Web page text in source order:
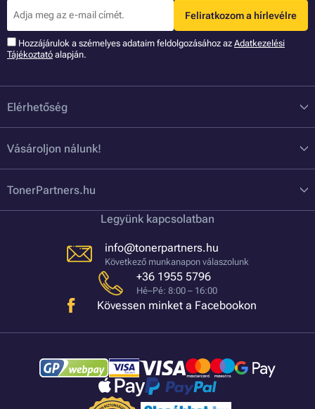
Feliratkozom a hírlevélre
Hozzájárulok a szémelyes adataim feldolgozásához az Adatkezelési
Tájékoztató alapján.
Elérhetőség
Vásároljon nálunk!
TonerPartners.hu
Legyünk kapcsolatban
info@tonerpartners.hu
Következő munkanapon válaszolunk
+36 1955 5796
Hé–Pé: 8:00 – 16:00
Kövessen minket a Facebookon